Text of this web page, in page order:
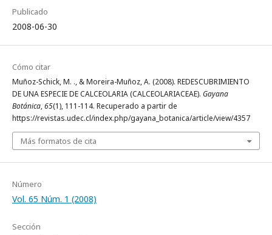
Publicado
2008-06-30
Cómo citar
Muñoz-Schick, M. ., & Moreira-Muñoz, A. (2008). REDESCUBRIMIENTO
DE UNA ESPECIE DE CALCEOLARIA (CALCEOLARIACEAE). Gayana
Botánica,65(1), 111-114. Recuperado a partir de
https://revistas.udec.cl/index.php/gayana_botanica/article/view/4357
Más formatos de cita
Número
Vol. 65 Núm. 1 (2008)
Sección